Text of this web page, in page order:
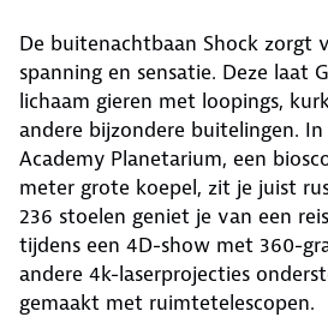
De buitenachtbaan Shock zorgt
spanning en sensatie. Deze laat
lichaam gieren met loopings,
andere bijzondere buitelingen.
Academy Planetarium, een
meter grote koepel, zit je juist
236 stoelen geniet je van een
tijdens een 4D-show met 360-
andere 4k-laserprojecties
gemaakt met ruimtetelescopen.